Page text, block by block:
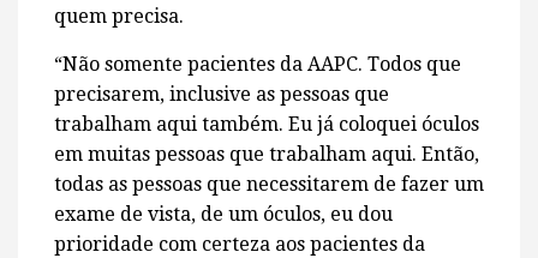
quem precisa.
“Não somente pacientes da AAPC. Todos que
precisarem, inclusive as pessoas que
trabalham aqui também. Eu já coloquei óculos
em muitas pessoas que trabalham aqui. Então,
todas as pessoas que necessitarem de fazer um
exame de vista, de um óculos, eu dou
prioridade com certeza aos pacientes da